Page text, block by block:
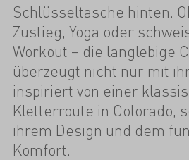
Schlüsseltasche hinten.
Zustieg, Yoga oder
Workout – die langlebige
überzeugt nicht nur mit
inspiriert von einer
Kletterroute in Colorado,
ihrem Design und dem
Komfort.